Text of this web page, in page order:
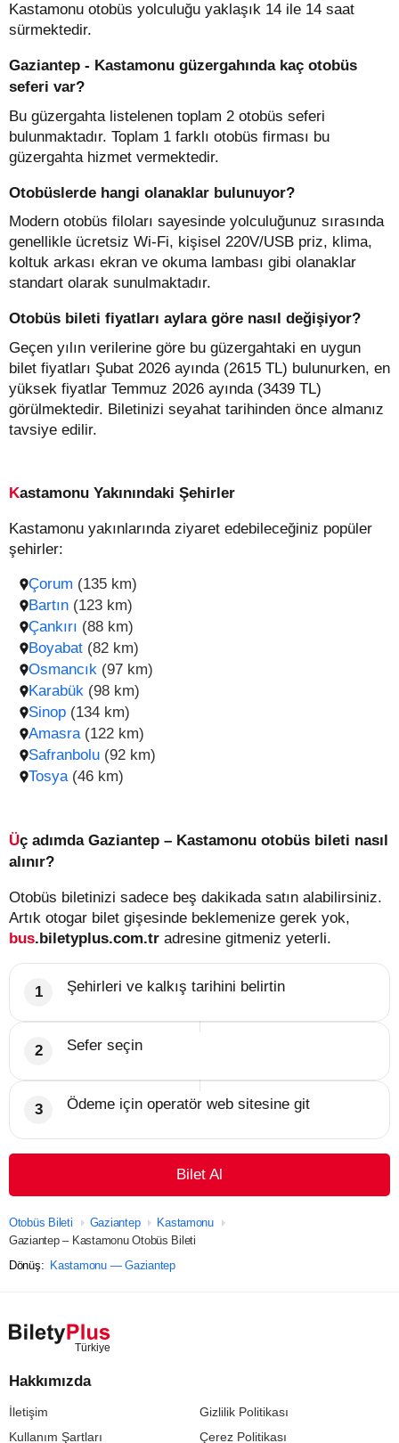
Kastamonu otobüs yolculuğu yaklaşık 14 ile 14 saat
sürmektedir.
Gaziantep - Kastamonu güzergahında kaç otobüs
seferi var?
Bu güzergahta listelenen toplam 2 otobüs seferi
bulunmaktadır. Toplam 1 farklı otobüs firması bu
güzergahta hizmet vermektedir.
Otobüslerde hangi olanaklar bulunuyor?
Modern otobüs filoları sayesinde yolculuğunuz sırasında
genellikle ücretsiz Wi-Fi, kişisel 220V/USB priz, klima,
koltuk arkası ekran ve okuma lambası gibi olanaklar
standart olarak sunulmaktadır.
Otobüs bileti fiyatları aylara göre nasıl değişiyor?
Geçen yılın verilerine göre bu güzergahtaki en uygun
bilet fiyatları Şubat 2026 ayında (2615 TL) bulunurken, en
yüksek fiyatlar Temmuz 2026 ayında (3439 TL)
görülmektedir. Biletinizi seyahat tarihinden önce almanız
tavsiye edilir.
Kastamonu Yakınındaki Şehirler
Kastamonu yakınlarında ziyaret edebileceğiniz popüler
şehirler:
Çorum (135 km)
Karabük (98 km)
Bartın (123 km)
Sinop (134 km)
Çankırı (88 km)
Amasra (122 km)
Boyabat (82 km)
Safranbolu (92 km)
Osmancık (97 km)
Tosya (46 km)
Üç adımda Gaziantep – Kastamonu otobüs bileti nasıl
alınır?
Otobüs biletinizi sadece beş dakikada satın alabilirsiniz.
Artık otogar bilet gişesinde beklemenize gerek yok,
bus.biletyplus.com.tr adresine gitmeniz yeterli.
Şehirleri ve kalkış tarihini belirtin
Sefer seçin
Ödeme için operatör web sitesine git
Bilet Al
Otobüs Bileti Gaziantep
Kastamonu
Gaziantep – Kastamonu Otobüs Bileti
Dönüş: Kastamonu — Gaziantep
Hakkımızda
İletişim
Gizlilik Politikası
Kullanım Şartları
Çerez Politikası